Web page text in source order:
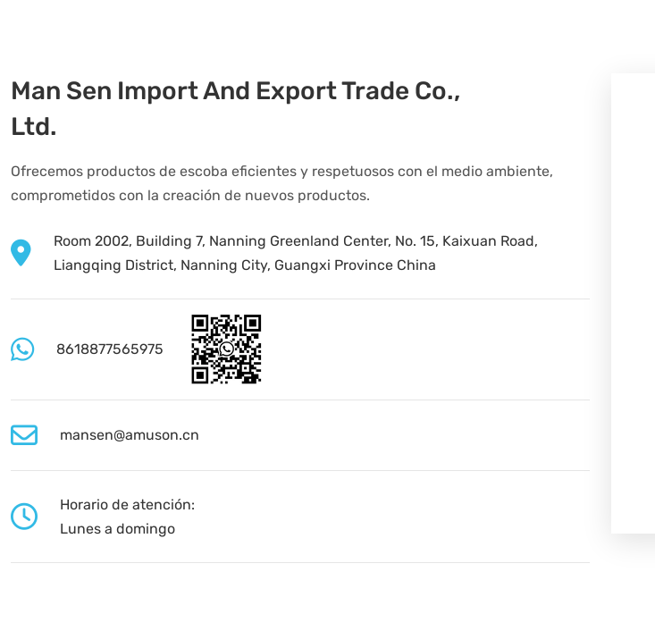
Man Sen Import And Export Trade Co.,
Ltd.
Ofrecemos productos de escoba eficientes y respetuosos con el medio ambiente,
comprometidos con la creación de nuevos productos.
Room 2002, Building 7, Nanning Greenland Center, No. 15, Kaixuan Road,
Liangqing District, Nanning City, Guangxi Province China
8618877565975
mansen@amuson.cn
Horario de atención:
Lunes a domingo